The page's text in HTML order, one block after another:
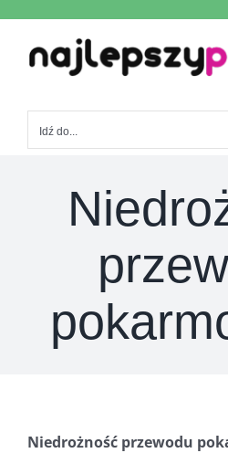
content
Idź do...
Niedrożność przewodu